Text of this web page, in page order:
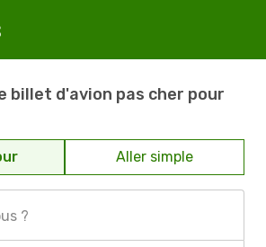
billet d'avion pas cher pour
Aller simple
?